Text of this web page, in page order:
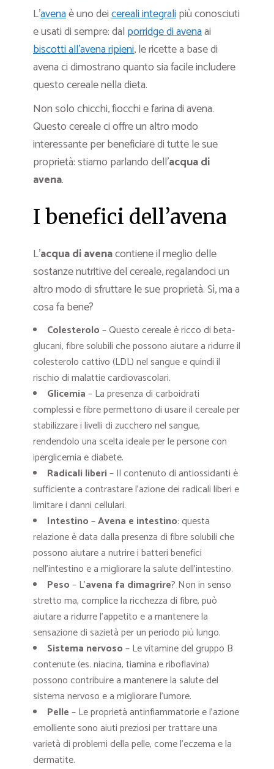
L’avenaè uno deicereali integralipiù conosciuti
e usati di sempre: dal porridge di avenaai
biscotti all’avena ripieni, le ricette a base di
avena ci dimostrano quanto sia facile includere
questo cereale nella dieta.
Non solo chicchi, fiocchi e farina di avena.
Questo cereale ci offre un altro modo
interessante per beneficiare di tutte le sue
proprietà: stiamo parlando dell’acqua di
avena.
I benefici dell’avena
L’acqua di avenacontiene il meglio delle
sostanze nutritive del cereale, regalandoci un
altro modo di sfruttare le sue proprietà. Sì, ma a
cosa fa bene?
Colesterolo– Questo cereale è ricco di beta-
glucani, fibre solubili che possono aiutare a ridurre il
colesterolo cattivo (LDL) nel sangue e quindi il
rischio di malattie cardiovascolari.
Glicemia– La presenza di carboidrati
complessi e fibre permettono di usare il cereale per
stabilizzare i livelli di zucchero nel sangue,
rendendolo una scelta ideale per le persone con
iperglicemia e diabete.
Radicali liberi– Il contenuto di antiossidanti è
sufficiente a contrastare l’azione dei radicali liberi e
limitare i danni cellulari.
Intestino–Avena e intestino: questa
relazione è data dalla presenza di fibre solubili che
possono aiutare a nutrire i batteri benefici
nell’intestino e a migliorare la salute dell’intestino.
Peso– L’avena fa dimagrire? Non in senso
stretto ma, complice la ricchezza di fibre, può
aiutare a ridurre l’appetito e a mantenere la
sensazione di sazietà per un periodo più lungo.
Sistema nervoso– Le vitamine del gruppo B
contenute (es. niacina, tiamina e riboflavina)
possono contribuire a mantenere la salute del
sistema nervoso e a migliorare l’umore.
Pelle– Le proprietà antinfiammatorie e l’azione
emolliente sono aiuti preziosi per trattare una
varietà di problemi della pelle, come l’eczema e la
dermatite.